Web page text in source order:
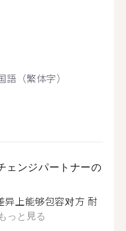
語（繁体字）
ェンジパートナーの
异上能够包容对方 耐
もっと見る